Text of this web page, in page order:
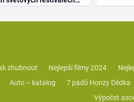
zhubnout Nejlepší filmy 2024
Auto – katalog
7 pádů Honzy Dědka
Výpočet